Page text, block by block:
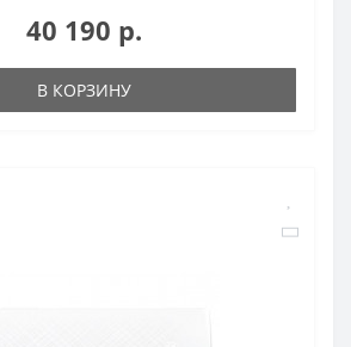
40 190 р.
В КОРЗИНУ